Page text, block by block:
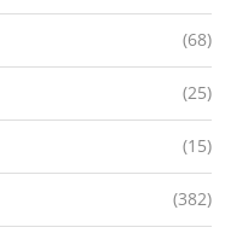
(68)
(25)
(15)
(382)